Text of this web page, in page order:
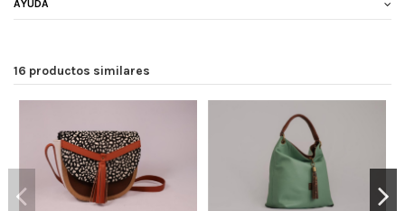
AYUDA
16 productos similares